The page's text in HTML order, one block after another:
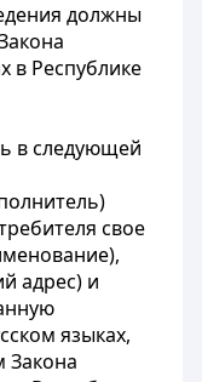
должны
в Республике
в следующей
свое
адрес) и
языках,
Закона